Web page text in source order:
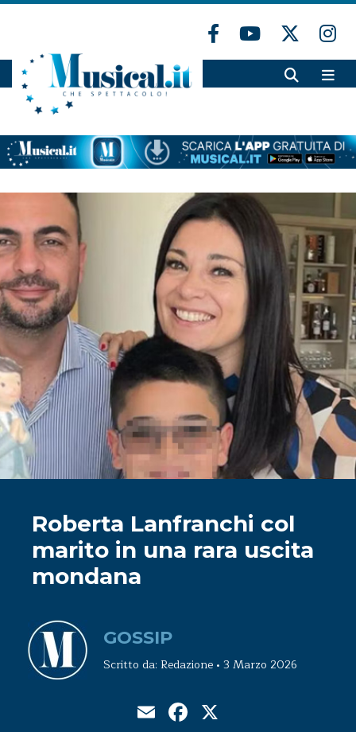
Roberta Lanfranchi col
marito in una rara uscita
mondana
GOSSIP
Scritto da: Redazione • 3 Marzo 2026
EmailFacebook